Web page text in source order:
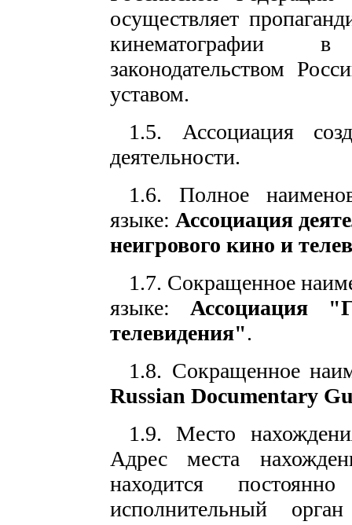
осуществляет
кинематографии
законодательством
уставом.
1.5. Ассоциация
деятельности.
1.6. Полное
языке: Ассоциация
неигрового кино и
1.7. Сокращенное
языке: Ассоциация
телевидения".
1.8. Сокращенное
Russian Documentary
1.9. Место
Адрес места
находится
исполнительный